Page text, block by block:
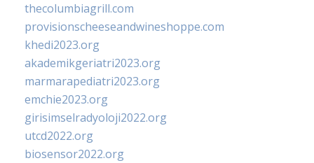
thecolumbiagrill.com
provisionscheeseandwineshoppe.com
khedi2023.org
akademikgeriatri2023.org
marmarapediatri2023.org
emchie2023.org
girisimselradyoloji2022.org
utcd2022.org
biosensor2022.org